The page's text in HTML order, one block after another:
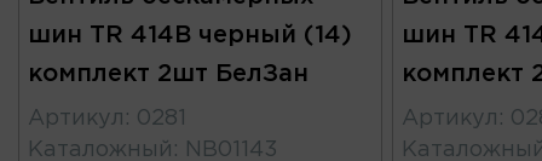
шин TR 414B черный (14)
комплект 2шт БелЗан
Артикул : 0281
Каталожный : NB01143
шин TR
комплект
Артикул :